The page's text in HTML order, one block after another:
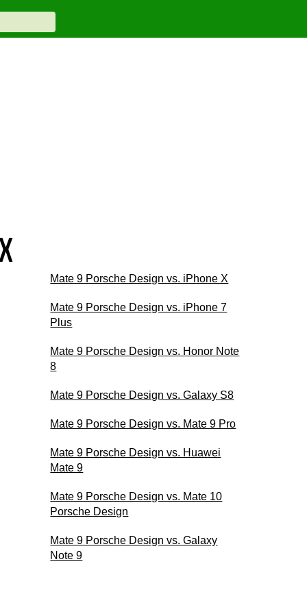
Mate 9 Porsche Design vs. iPhone X
Mate 9 Porsche Design vs. iPhone 7
Plus
Mate 9 Porsche Design vs. Honor Note
8
Mate 9 Porsche Design vs. Galaxy S8
Mate 9 Porsche Design vs. Mate 9 Pro
Mate 9 Porsche Design vs. Huawei
Mate 9
Mate 9 Porsche Design vs. Mate 10
Porsche Design
Mate 9 Porsche Design vs. Galaxy
Note 9